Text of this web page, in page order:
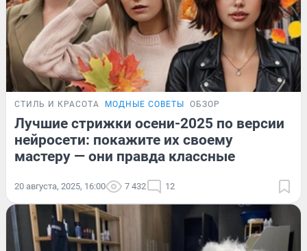
СТИЛЬ И КРАСОТА МОДНЫЕ СОВЕТЫ ОБЗОР
Лучшие стрижки осени-2025 по версии
нейросети: покажите их своему
мастеру — они правда классные
20 августа, 2025, 16:00 7 432 12